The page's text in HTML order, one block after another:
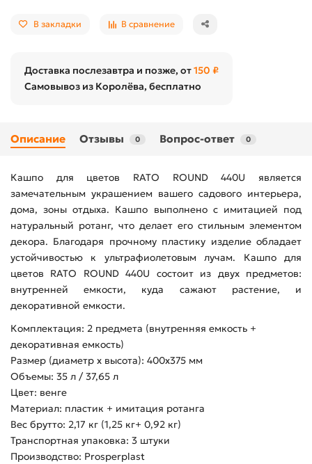
В закладки В сравнение
Доставка послезавтра и позже, от150 ₽
Самовывоз из Королёва, бесплатно
Описание Отзывы 0 Вопрос-ответ 0
Кашпо для цветов RATO ROUND 440U является
замечательным украшением вашего садового интерьера,
дома, зоны отдыха. Кашпо выполнено с имитацией под
натуральный ротанг, что делает его стильным элементом
декора. Благодаря прочному пластику изделие обладает
устойчивостью к ультрафиолетовым лучам. Кашпо для
цветов RATO ROUND 440U состоит из двух предметов:
внутренней емкости, куда сажают растение, и
декоративной емкости.
Комплектация: 2 предмета (внутренняя емкость +
декоративная емкость)
Размер (диаметр х высота): 400х375 мм
Объемы: 35 л / 37,65 л
Цвет: венге
Материал: пластик + имитация ротанга
Вес брутто: 2,17 кг (1,25 кг+ 0,92 кг)
Транспортная упаковка: 3 штуки
Производство: Prosperplast